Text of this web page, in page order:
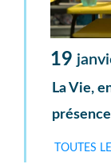
19
La Vie,
TOUTES